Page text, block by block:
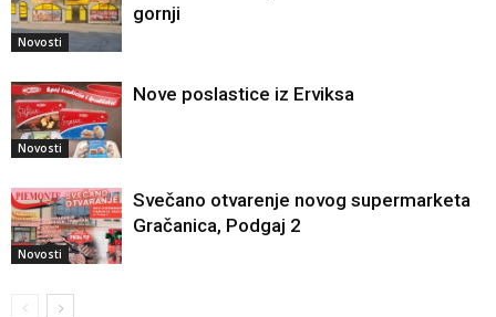
Novosti
gornji
Novosti
Nove poslastice iz Erviksa
Novosti
Svečano otvarenje novog supermarketa
Gračanica, Podgaj 2